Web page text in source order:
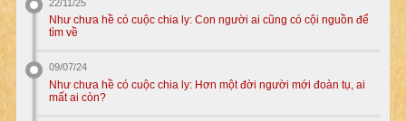
22/11/25
Như chưa hề có cuộc chia ly: Con người ai cũng có cội nguồn để
tìm về
09/07/24
Như chưa hề có cuộc chia ly: Hơn một đời người mới đoàn tụ, ai
mất ai còn?